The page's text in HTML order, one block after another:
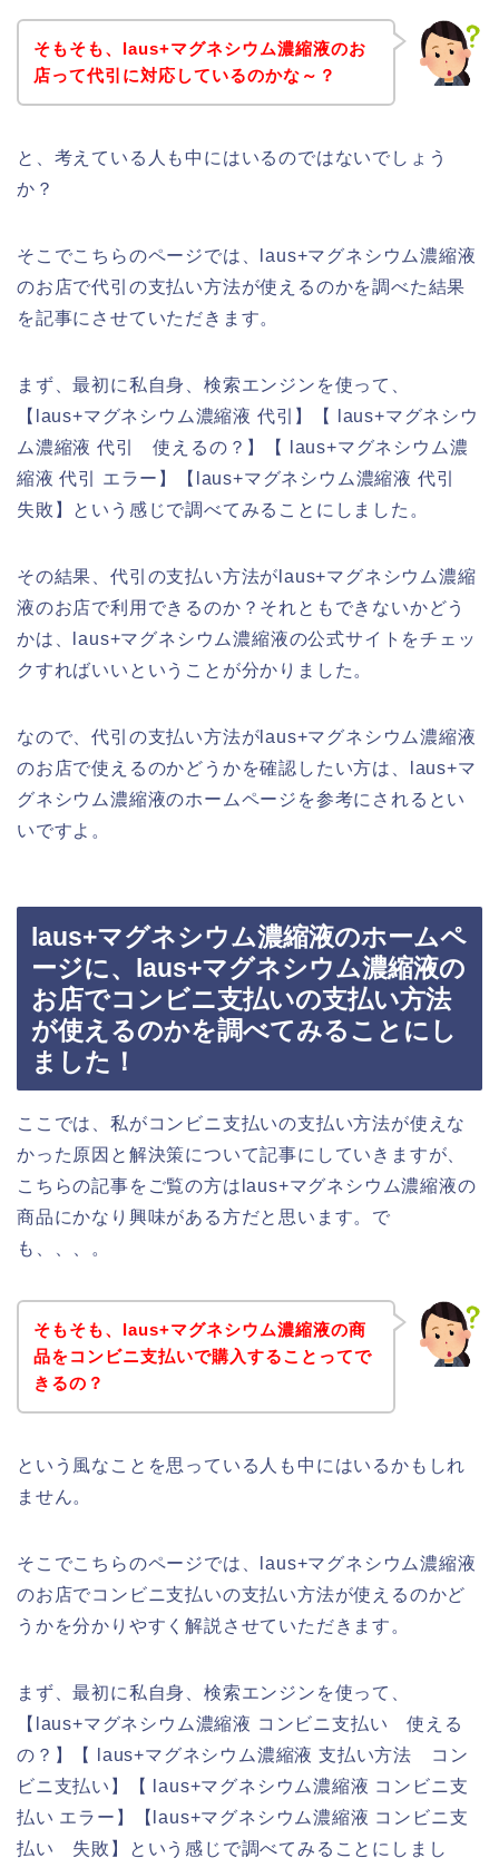
そもそも、laus+マグネシウム濃縮液のお
店って代引に対応しているのかな～？
と、考えている人も中にはいるのではないでしょう
か？
そこでこちらのページでは、laus+マグネシウム濃縮液
のお店で代引の支払い方法が使えるのかを調べた結果
を記事にさせていただきます。
まず、最初に私自身、検索エンジンを使って、
【laus+マグネシウム濃縮液 代引】【 laus+マグネシウ
ム濃縮液 代引 使えるの？】【 laus+マグネシウム濃
縮液 代引 エラー】【laus+マグネシウム濃縮液 代引
失敗】という感じで調べてみることにしました。
その結果、代引の支払い方法がlaus+マグネシウム濃縮
液のお店で利用できるのか？それともできないかどう
かは、laus+マグネシウム濃縮液の公式サイトをチェッ
クすればいいということが分かりました。
なので、代引の支払い方法がlaus+マグネシウム濃縮液
のお店で使えるのかどうかを確認したい方は、laus+マ
グネシウム濃縮液のホームページを参考にされるとい
いですよ。
laus+マグネシウム濃縮液のホームペ
ージに、laus+マグネシウム濃縮液の
お店でコンビニ支払いの支払い方法
が使えるのかを調べてみることにし
ました！
ここでは、私がコンビニ支払いの支払い方法が使えな
かった原因と解決策について記事にしていきますが、
こちらの記事をご覧の方はlaus+マグネシウム濃縮液の
商品にかなり興味がある方だと思います。で
も、、、。
そもそも、laus+マグネシウム濃縮液の商
品をコンビニ支払いで購入することってで
きるの？
という風なことを思っている人も中にはいるかもしれ
ません。
そこでこちらのページでは、laus+マグネシウム濃縮液
のお店でコンビニ支払いの支払い方法が使えるのかど
うかを分かりやすく解説させていただきます。
まず、最初に私自身、検索エンジンを使って、
【laus+マグネシウム濃縮液 コンビニ支払い 使える
の？】【 laus+マグネシウム濃縮液 支払い方法 コン
ビニ支払い】【 laus+マグネシウム濃縮液 コンビニ支
払い エラー】【laus+マグネシウム濃縮液 コンビニ支
払い 失敗】という感じで調べてみることにしまし